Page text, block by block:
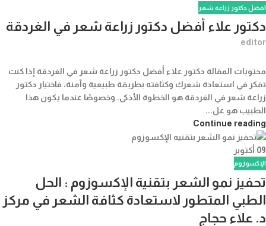
افضل دكتور زراعة شعر
دكتور علاء أفضل دكتور زراعة شعر في الغردقة
editor
محتويات المقالة دكتور علاء أفضل دكتور زراعة شعر في الغردقة إذا كنت
تفكر في استعادة شعرك وكثافته بطريقة طبيعية وآمنة، فاختيار دكتور
زراعة شعر في الغردقة هو الخطوة الأذكى. وخصوصًا عندما يكون هذا
الطبيب هو عل...
Continue reading
09 أكتوبر
الإكسوزوم
تحفيز نمو الشعر بتقنية الإكسوزوم : الحل
الطبي المتطور لاستعادة كثافة الشعر في مركز
د. علاء حجاج